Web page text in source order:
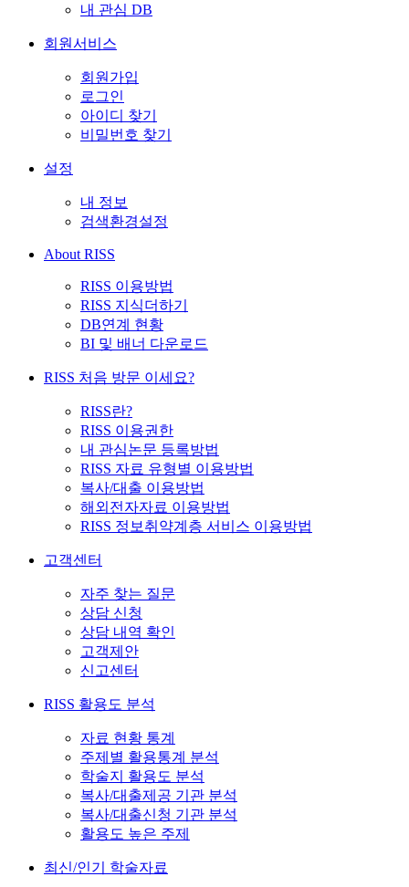
내 관심 DB
회원서비스
회원가입
로그인
아이디 찾기
비밀번호 찾기
설정
내 정보
검색환경설정
About RISS
RISS 이용방법
RISS 지식더하기
DB연계 현황
BI 및 배너 다운로드
RISS 처음 방문 이세요?
RISS란?
RISS 이용권한
내 관심논문 등록방법
RISS 자료 유형별 이용방법
복사/대출 이용방법
해외전자자료 이용방법
RISS 정보취약계층 서비스 이용방법
고객센터
자주 찾는 질문
상담 신청
상담 내역 확인
고객제안
신고센터
RISS 활용도 분석
자료 현황 통계
주제별 활용통계 분석
학술지 활용도 분석
복사/대출제공 기관 분석
복사/대출신청 기관 분석
활용도 높은 주제
최신/인기 학술자료